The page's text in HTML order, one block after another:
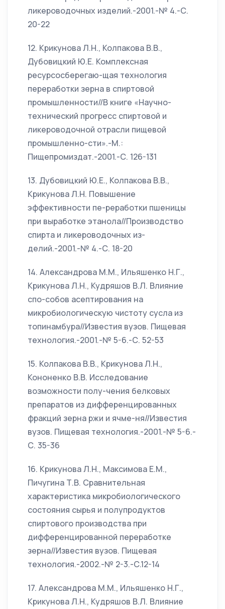
ликероводочных изделий.-2001.-№ 4.-С.
20-22
12. Крикунова Л.Н., Колпакова В.В.,
Дубовицкий Ю.Е. Комплексная
ресурсосберегаю-щая технология
переработки зерна в спиртовой
промышленности//В книге «Научно-
технический прогресс спиртовой и
ликероводочной отрасли пищевой
промышленно-сти».-М.:
Пищепромиздат.-2001.-С. 126-131
13. Дубовицкий Ю.Е., Колпакова В.В.,
Крикунова Л.Н. Повышение
эффективности пе-реработки пшеницы
при выработке этанола//Производство
спирта и ликероводочных из-
делий.-2001.-№ 4.-С. 18-20
14. Александрова М.М., Ильяшенко Н.Г.,
Крикунова Л.Н., Кудряшов В.Л. Влияние
спо-собов асептирования на
микробиологическую чистоту сусла из
топинамбура//Известия вузов. Пищевая
технология.-2001.-№ 5-6.-С. 52-53
15. Колпакова В.В., Крикунова Л.Н.,
Кононенко В.В. Исследование
возможности полу-чения белковых
препаратов из дифференцированных
фракций зерна ржи и ячме-ня//Известия
вузов. Пищевая технология.-2001.-№ 5-6.-
С. 35-36
16. Крикунова Л.Н., Максимова Е.М.,
Пичугина Т.В. Сравнительная
характеристика микробиологического
состояния сырья и полупродуктов
спиртового производства при
дифференцированной переработке
зерна//Известия вузов. Пищевая
технология.-2002.-№ 2-3.-С.12-14
17. Александрова М.М., Ильяшенко Н.Г.,
Крикунова Л.Н., Кудряшов В.Л. Влияние